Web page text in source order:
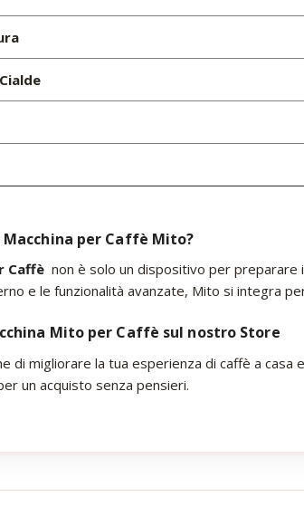
Macchina per Caffè Mito?
Caffè non è solo un dispositivo per preparare
e le funzionalità avanzate, Mito si integra
Mito per Caffè sul nostro Store
di migliorare la tua esperienza di caffè a
un acquisto senza pensieri.